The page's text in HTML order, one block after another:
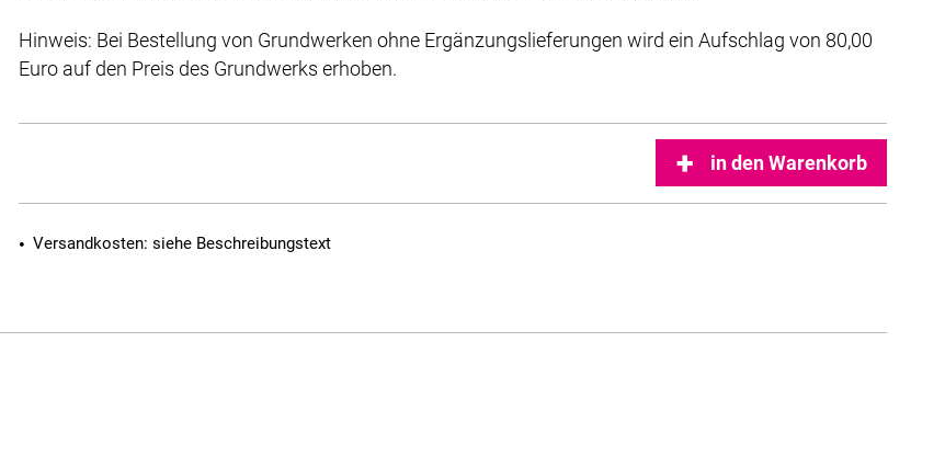
Hinweis: Bei Bestellung von Grundwerken ohne Ergänzungslieferungen wird ein Aufschlag von 80,00
Euro auf den Preis des Grundwerks erhoben.
in den Warenkorb
Versandkosten: siehe Beschreibungstext